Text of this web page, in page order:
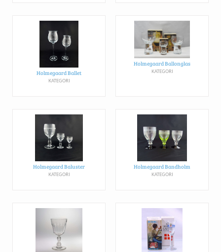
Holmegaard Ballet
KATEGORI
Holmegaard Ballonglas
KATEGORI
Holmegaard Baluster
KATEGORI
Holmegaard Bandholm
KATEGORI